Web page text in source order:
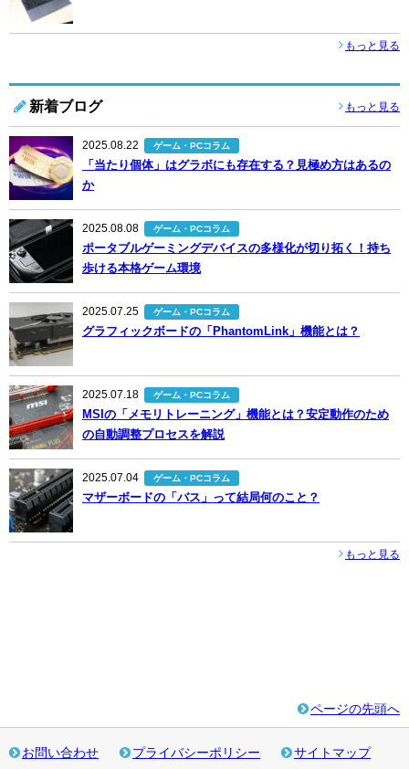
もっと見る
新着ブログ もっと見る
2025.08.22 ゲーム・PCコラム
「当たり個体」はグラボにも存在する？見極め方はあるの
か
2025.08.08 ゲーム・PCコラム
ポータブルゲーミングデバイスの多様化が切り拓く！持ち
歩ける本格ゲーム環境
2025.07.25 ゲーム・PCコラム
グラフィックボードの「PhantomLink」機能とは？
2025.07.18 ゲーム・PCコラム
MSIの「メモリトレーニング」機能とは？安定動作のため
の自動調整プロセスを解説
2025.07.04 ゲーム・PCコラム
マザーボードの「バス」って結局何のこと？
もっと見る
ページの先頭へ
お問い合わせ プライバシーポリシー サイトマップ